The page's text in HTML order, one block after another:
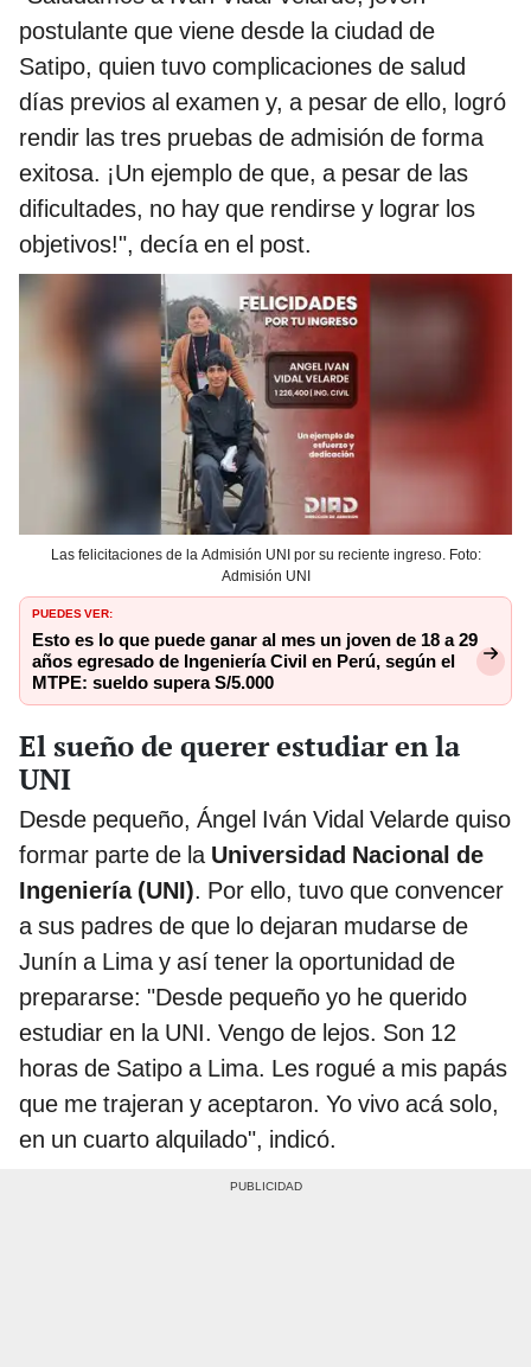
postulante que viene desde la ciudad de
Satipo, quien tuvo complicaciones de salud
días previos al examen y, a pesar de ello, logró
rendir las tres pruebas de admisión de forma
exitosa. ¡Un ejemplo de que, a pesar de las
dificultades, no hay que rendirse y lograr los
objetivos!", decía en el post.
Las felicitaciones de la Admisión UNI por su reciente ingreso. Foto:
Admisión UNI
PUEDES VER:
Esto es lo que puede ganar al mes un joven de 18 a 29
años egresado de Ingeniería Civil en Perú, según el
MTPE: sueldo supera S/5.000
El sueño de querer estudiar en la
UNI
Desde pequeño, Ángel Iván Vidal Velarde quiso
formar parte de la Universidad Nacional de
Ingeniería (UNI). Por ello, tuvo que convencer
a sus padres de que lo dejaran mudarse de
Junín a Lima y así tener la oportunidad de
prepararse: "Desde pequeño yo he querido
estudiar en la UNI. Vengo de lejos. Son 12
horas de Satipo a Lima. Les rogué a mis papás
que me trajeran y aceptaron. Yo vivo acá solo,
en un cuarto alquilado", indicó.